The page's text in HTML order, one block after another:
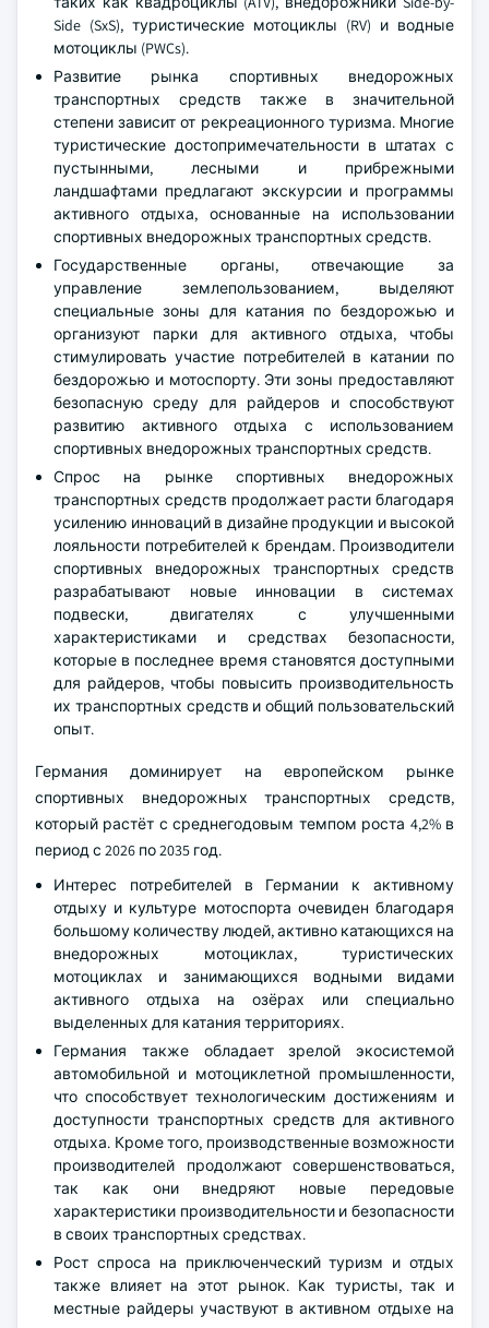
Side (SxS), туристические мотоциклы (RV) и водные
мотоциклы (PWCs).
Развитие рынка спортивных внедорожных
транспортных средств также в значительной
степени зависит от рекреационного туризма. Многие
туристические достопримечательности в штатах с
пустынными, лесными и прибрежными
ландшафтами предлагают экскурсии и программы
активного отдыха, основанные на использовании
спортивных внедорожных транспортных средств.
Государственные органы, отвечающие за
управление землепользованием, выделяют
специальные зоны для катания по бездорожью и
организуют парки для активного отдыха, чтобы
стимулировать участие потребителей в катании по
бездорожью и мотоспорту. Эти зоны предоставляют
безопасную среду для райдеров и способствуют
развитию активного отдыха с использованием
спортивных внедорожных транспортных средств.
Спрос на рынке спортивных внедорожных
транспортных средств продолжает расти благодаря
усилению инноваций в дизайне продукции и высокой
лояльности потребителей к брендам. Производители
спортивных внедорожных транспортных средств
разрабатывают новые инновации в системах
подвески, двигателях с улучшенными
характеристиками и средствах безопасности,
которые в последнее время становятся доступными
для райдеров, чтобы повысить производительность
их транспортных средств и общий пользовательский
опыт.
Германия доминирует на европейском рынке
спортивных внедорожных транспортных средств,
который растёт с среднегодовым темпом роста 4,2% в
период с 2026 по 2035 год.
Интерес потребителей в Германии к активному
отдыху и культуре мотоспорта очевиден благодаря
большому количеству людей, активно катающихся на
внедорожных мотоциклах, туристических
мотоциклах и занимающихся водными видами
активного отдыха на озёрах или специально
выделенных для катания территориях.
Германия также обладает зрелой экосистемой
автомобильной и мотоциклетной промышленности,
что способствует технологическим достижениям и
доступности транспортных средств для активного
отдыха. Кроме того, производственные возможности
производителей продолжают совершенствоваться,
так как они внедряют новые передовые
характеристики производительности и безопасности
в своих транспортных средствах.
Рост спроса на приключенческий туризм и отдых
также влияет на этот рынок. Как туристы, так и
местные райдеры участвуют в активном отдыхе на